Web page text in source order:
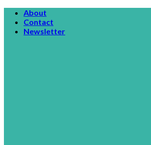
Skip
content
About
Contact
Newsletter